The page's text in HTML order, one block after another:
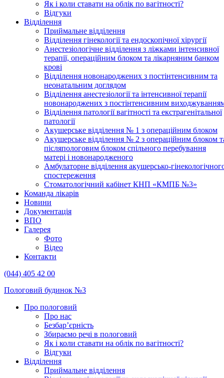
Як і коли ставати на облік по вагітності?
Відгуки
Відділення
Приймальне відділення
Відділення гінекології та ендоскопічної хірургії
Анестезіологічне відділення з ліжками інтенсивної
терапії, операційним блоком та лікарняним банком
крові
Відділення новонароджених з постінтенсивним та
неонатальним доглядом
Відділення анестезіології та інтенсивної терапії
новонароджених з постінтенсивним
Відділення патології вагітності та екстрагенітальної
патології
Акушерське відділення № 1 з операційним блоком
Акушерське відділення № 2 з операційним блоком
післяпологовим блоком спільного перебування
матері і новонародженого
Амбулаторне відділення акушерсько-
спостереження
Стоматологічний кабінет КНП «КМПБ №3»
Команда лікарів
Новини
Документація
ВПО
Галерея
Фото
Відео
Контакти
(044) 405 42 00
Пологовий будинок №3
Про пологовий
Про нас
Безбар’єрність
Збираємо речі в пологовий
Як і коли ставати на облік по вагітності?
Відгуки
Відділення
Приймальне відділення